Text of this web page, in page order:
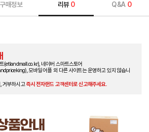
구매정보 리뷰 0 Q&A 0
(etlandmall.co.kr), 네이버 스마트스토어
모바일 어플 외 다른 사이트는 운영하고 있지 않습니
거부하시고즉시 전자랜드 고객센터로 신고해주세요.